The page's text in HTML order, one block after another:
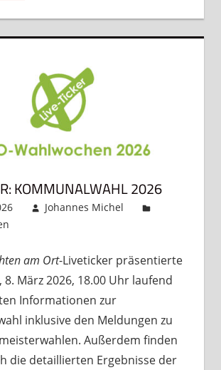
KOMMUNALWAHL 2026
Johannes Michel
am Ort-Liveticker präsentierte
8. März 2026, 18.00 Uhr laufend
Informationen zur
inklusive den Meldungen zu
Außerdem finden
die detaillierten Ergebnisse der